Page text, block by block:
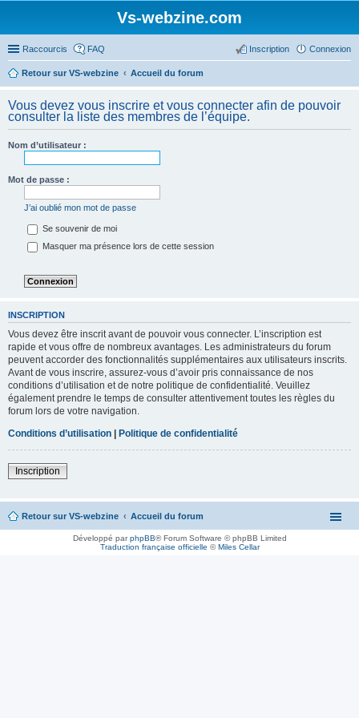
Vs-webzine.com
Raccourcis FAQ Connexion
Inscription
Retour sur VS-webzine Accueil du forum
Vous devez vous inscrire et vous connecter afin de pouvoir
consulter la liste des membres de l’équipe.
Nom d’utilisateur :
Mot de passe :
J’ai oublié mon mot de passe
Se souvenir de moi
Masquer ma présence lors de cette session
INSCRIPTION
Vous devez être inscrit avant de pouvoir vous connecter. L’inscription est
rapide et vous offre de nombreux avantages. Les administrateurs du forum
peuvent accorder des fonctionnalités supplémentaires aux utilisateurs inscrits.
Avant de vous inscrire, assurez-vous d’avoir pris connaissance de nos
conditions d’utilisation et de notre politique de confidentialité. Veuillez
également prendre le temps de consulter attentivement toutes les règles du
forum lors de votre navigation.
Conditions d’utilisation | Politique de confidentialité
Inscription
Retour sur VS-webzine Accueil du forum
Développé parphpBB® Forum Software © phpBB Limited
Traduction française officielle ©Miles Cellar